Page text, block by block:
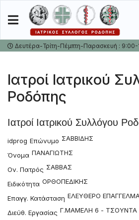
Δευτέρα-Τρίτη-Πέμπτη-Παρασκευή :
Ιατροί Ιατρικού
Ροδόπης
Ιατροί Ιατρικού Συλλόγου
idprog Επώνυμο ΣΑΒΒΙΔΗΣ
Όνομα ΠΑΝΑΓΙΩΤΗΣ
Ον. Πατρός ΣΑΒΒΑΣ
Ειδικότητα ΟΡΘΟΠΕΔΙΚΗΣ
Επαγγ. Κατάσταση ΕΛΕΥΘΕΡΟ
Διεύθ. Εργασίας Γ.ΜΑΜΕΛΗ 6 - ΤΣΟΥΝΤΑ